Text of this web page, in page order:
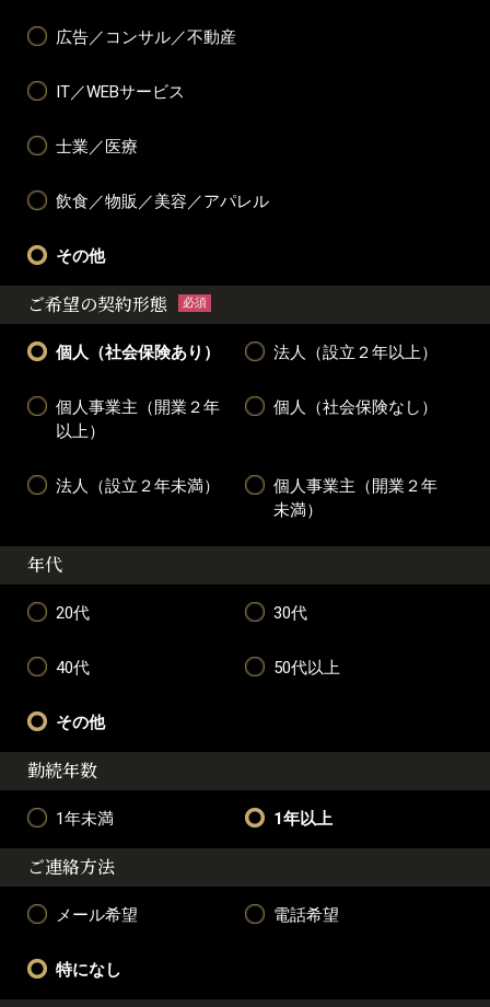
広告／コンサル／不動産
IT／WEBサービス
士業／医療
飲食／物販／美容／アパレル
その他
ご希望の契約形態 必須
個人（社会保険あり） 法人（設立２年以上）
個人事業主（開業２年
以上）
個人（社会保険なし）
法人（設立２年未満）
個人事業主（開業２年
未満）
年代
20代 30代
40代 50代以上
その他
勤続年数
1年未満 1年以上
ご連絡方法
メール希望 電話希望
特になし